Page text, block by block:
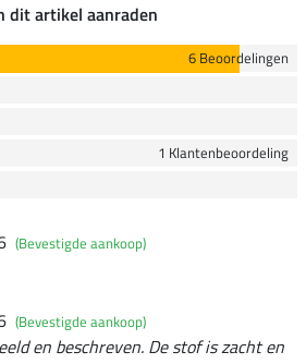
dit artikel aanraden
6 Beoordelingen
1 Klantenbeoordeling
(Bevestigde aankoop)
(Bevestigde aankoop)
en beschreven. De stof is zacht en